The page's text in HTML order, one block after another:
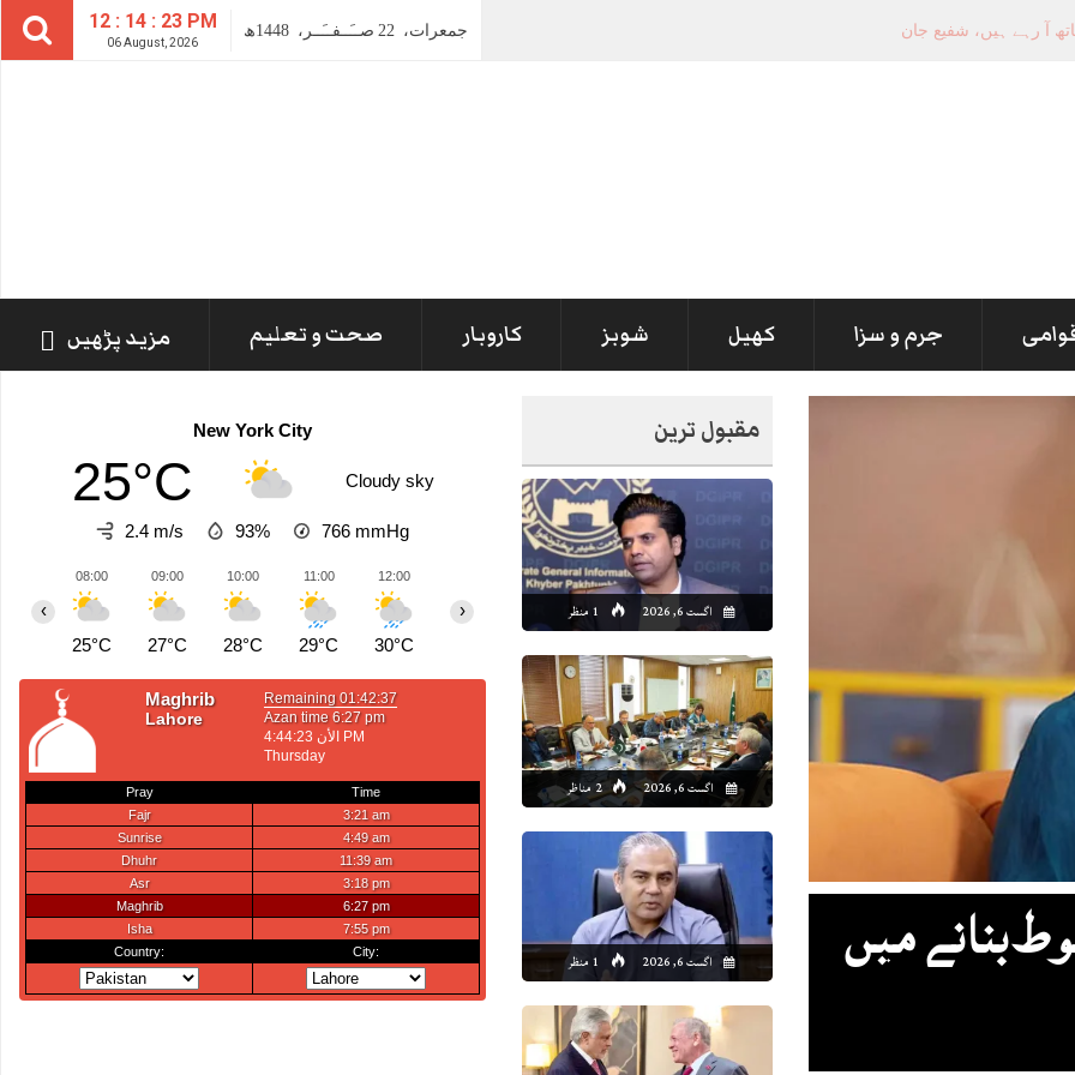
12 : 14 : 24 PM
06 August, 2026
جمعرات، 22 صــَــفــَــر، 1448ھ
جرم و سزا کھیل شوبز کاروبار صحت و تعلیم مزید پڑھیں
مقبول ترین
اگست 6, 2026 1 منظر
اگست 6, 2026 2 مناظر
اگست 6, 2026 1 منظر
بنانے میں
New York City
25°C Cloudy sky
2.4 m/s 93% 766 mmHg
08:00
25°C
09:00
27°C
10:00
28°C
11:00
29°C
12:00
30°C
14:00 15:00 16:00 17:00
‹ ›